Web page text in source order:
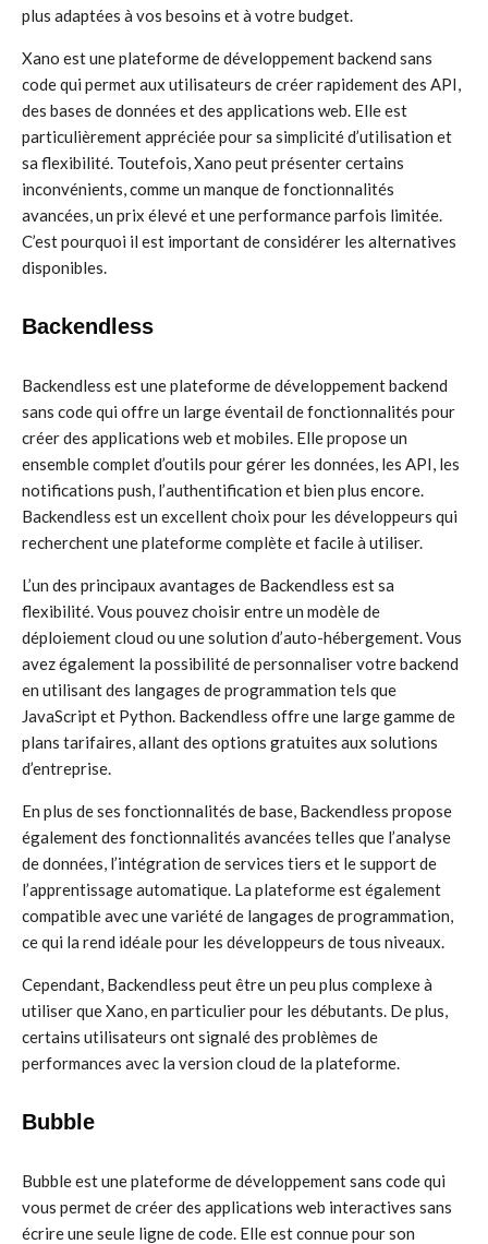
plus adaptées à vos besoins et à votre budget.
Xano est une plateforme de développement backend sans
code qui permet aux utilisateurs de créer rapidement des API,
des bases de données et des applications web. Elle est
particulièrement appréciée pour sa simplicité d’utilisation et
sa flexibilité. Toutefois, Xano peut présenter certains
inconvénients, comme un manque de fonctionnalités
avancées, un prix élevé et une performance parfois limitée.
C’est pourquoi il est important de considérer les alternatives
disponibles.
Backendless
Backendless est une plateforme de développement backend
sans code qui offre un large éventail de fonctionnalités pour
créer des applications web et mobiles. Elle propose un
ensemble complet d’outils pour gérer les données, les API, les
notifications push, l’authentification et bien plus encore.
Backendless est un excellent choix pour les développeurs qui
recherchent une plateforme complète et facile à utiliser.
L’un des principaux avantages de Backendless est sa
flexibilité. Vous pouvez choisir entre un modèle de
déploiement cloud ou une solution d’auto-hébergement. Vous
avez également la possibilité de personnaliser votre backend
en utilisant des langages de programmation tels que
JavaScript et Python. Backendless offre une large gamme de
plans tarifaires, allant des options gratuites aux solutions
d’entreprise.
En plus de ses fonctionnalités de base, Backendless propose
également des fonctionnalités avancées telles que l’analyse
de données, l’intégration de services tiers et le support de
l’apprentissage automatique. La plateforme est également
compatible avec une variété de langages de programmation,
ce qui la rend idéale pour les développeurs de tous niveaux.
Cependant, Backendless peut être un peu plus complexe à
utiliser que Xano, en particulier pour les débutants. De plus,
certains utilisateurs ont signalé des problèmes de
performances avec la version cloud de la plateforme.
Bubble
Bubble est une plateforme de développement sans code qui
vous permet de créer des applications web interactives sans
écrire une seule ligne de code. Elle est connue pour son